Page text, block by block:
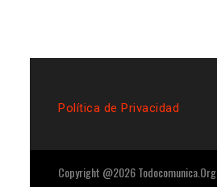
Política de Privacidad
Copyright @2026 Todocomunica.Org